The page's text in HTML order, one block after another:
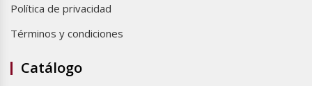
Política de privacidad
Términos y condiciones
Catálogo